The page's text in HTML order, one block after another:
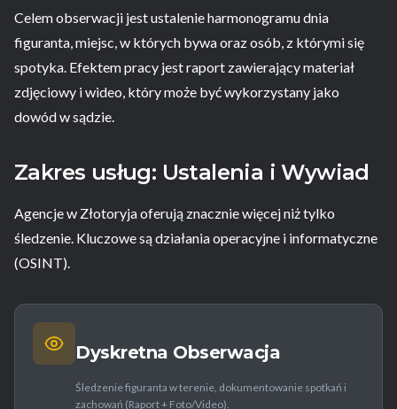
Celem obserwacji jest ustalenie harmonogramu dnia
figuranta, miejsc, w których bywa oraz osób, z którymi się
spotyka. Efektem pracy jest raport zawierający materiał
zdjęciowy i wideo, który może być wykorzystany jako
dowód w sądzie.
Zakres usług: Ustalenia i Wywiad
Agencje w Złotoryja oferują znacznie więcej niż tylko
śledzenie. Kluczowe są działania operacyjne i informatyczne
(OSINT).
Dyskretna Obserwacja
Śledzenie figuranta w terenie, dokumentowanie spotkań i
zachowań (Raport + Foto/Video).